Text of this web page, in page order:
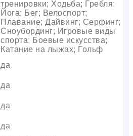
тренировки; Ходьба; Гребля;
Йога; Бег; Велоспорт;
Плавание; Дайвинг; Серфинг;
Сноубординг; Игровые виды
спорта; Боевые искусства;
Катание на лыжах; Гольф
да
да
да
да